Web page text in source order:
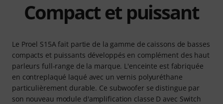
Compact et puissant
Le Proel S15A fait partie de la gamme de caissons de basses
compacts et puissants développés en complément des haut
parleurs full-range de la marque. L'enceinte est fabriquée
en contreplaqué laqué avec un vernis polyuréthane
particulièrement durable. Ce subwoofer se distingue par
son nouveau module d'amplification classe D avec Switch